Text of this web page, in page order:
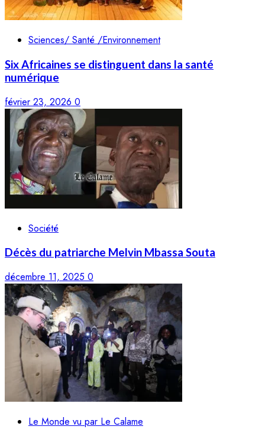
Sciences/ Santé /Environnement
Six Africaines se distinguent dans la santé
numérique
février 23, 2026 0
Société
Décès du patriarche Melvin Mbassa Souta
décembre 11, 2025 0
Le Monde vu par Le Calame